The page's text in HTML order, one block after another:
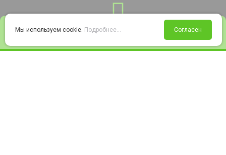
Войти Избранное Корзина
Мы используем cookie. Подробнее... Согласен